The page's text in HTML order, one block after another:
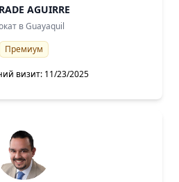
AGUIRRE
в Guayaquil
Премиум
визит: 11/23/2025